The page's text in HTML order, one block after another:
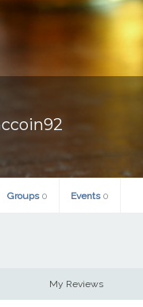
Groups 0 Events 0
My Reviews